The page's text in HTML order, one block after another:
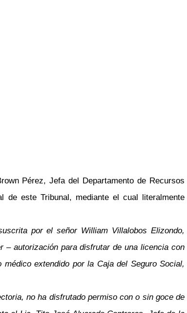
Pérez, Jefa del Departamento de Recursos
de este Tribunal, mediante el cual literalmente
por el señor William Villalobos Elizondo,
–autorización para disfrutar de una licencia con
extendido por la Caja del Seguro Social,
no ha disfrutado permiso con o sin goce de